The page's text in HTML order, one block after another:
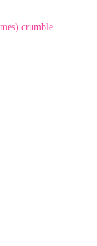
crumble